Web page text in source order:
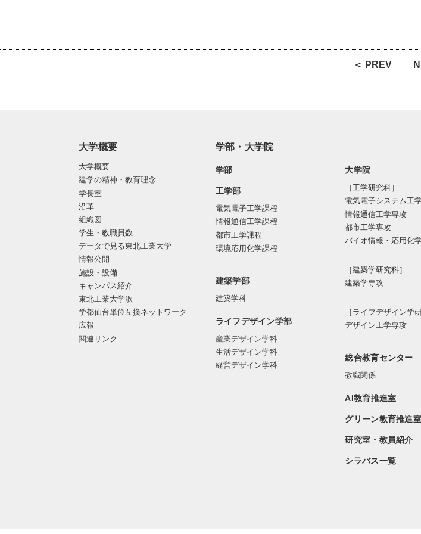
＜ PREV
大学概要
大学概要
建学の精神・教育理念
学長室
沿革
組織図
学生・教職員数
データで見る東北工業大学
情報公開
施設・設備
キャンパス紹介
東北工業大学歌
学都仙台単位互換ネットワーク
広報
関連リンク
学部・大学院
学部
工学部
電気電子工学課程
情報通信工学課程
都市工学課程
環境応用化学課程
建築学部
建築学科
ライフデザイン学部
産業デザイン学科
生活デザイン学科
経営デザイン学科
大学院
［工学研究科］
電気電⼦システム⼯
情報通信⼯学専攻
都市⼯学専攻
バイオ情報・応⽤化
［建築学研究科］
建築学専攻
［ライフデザイン学
デザイン工学専攻
総合教育センター
教職関係
AI教育推進室
グリーン教育推進室
研究室・教員紹介
シラバス一覧